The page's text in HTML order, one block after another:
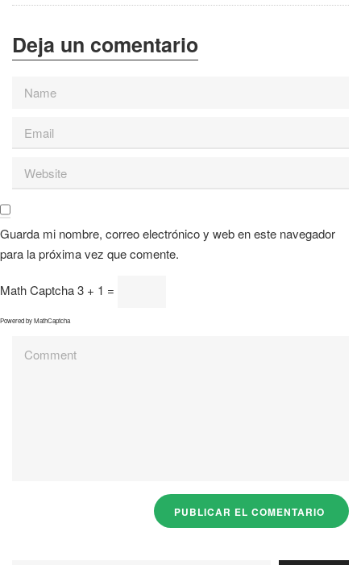
Guarda mi nombre, correo electrónico y web en este navegador
para la próxima vez que comente.
Math Captcha3 + 1 =
Powered byMathCaptcha